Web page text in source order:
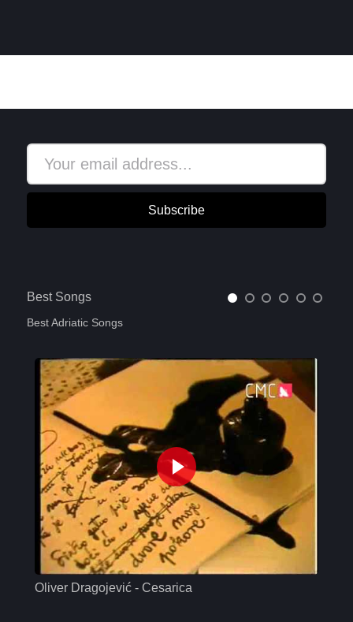
Subscribe
Best Songs
Best Adriatic Songs
Oliver Dragojević - Cesarica